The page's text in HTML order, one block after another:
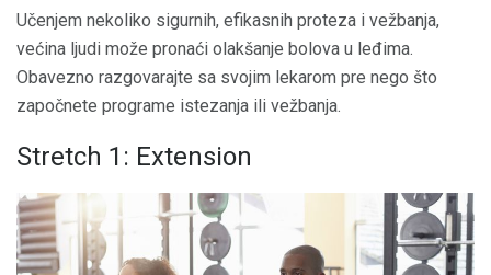
Učenjem nekoliko sigurnih, efikasnih proteza i vežbanja,
većina ljudi može pronaći olakšanje bolova u leđima.
Obavezno razgovarajte sa svojim lekarom pre nego što
započnete programe istezanja ili vežbanja.
Stretch 1: Extension